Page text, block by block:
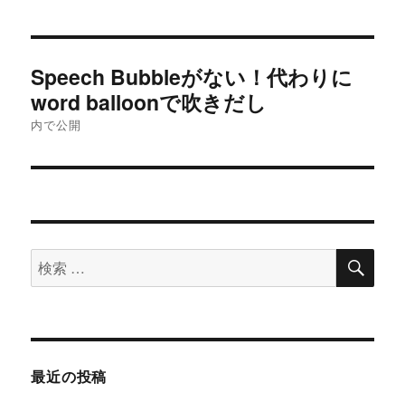
稿
ナ
ビ
ー
シ
ン
Speech Bubbleがない！代わりに
word balloonで吹きだし
内で公開
検
索
象:
検
最近の投稿